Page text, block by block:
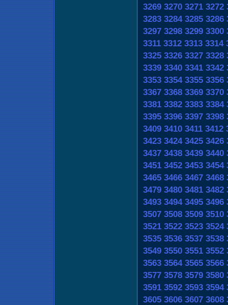
3269 3270 3271 3272
3283 3284 3285 3286
3297 3298 3299 3300
3311 3312 3313 3314
3325 3326 3327 3328
3339 3340 3341 3342
3353 3354 3355 3356
3367 3368 3369 3370
3381 3382 3383 3384
3395 3396 3397 3398
3409 3410 3411 3412
3423 3424 3425 3426
3437 3438 3439 3440
3451 3452 3453 3454
3465 3466 3467 3468
3479 3480 3481 3482
3493 3494 3495 3496
3507 3508 3509 3510
3521 3522 3523 3524
3535 3536 3537 3538
3549 3550 3551 3552
3563 3564 3565 3566
3577 3578 3579 3580
3591 3592 3593 3594
3605 3606 3607 3608